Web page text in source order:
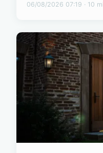
06/08/2026 07:19 · 10